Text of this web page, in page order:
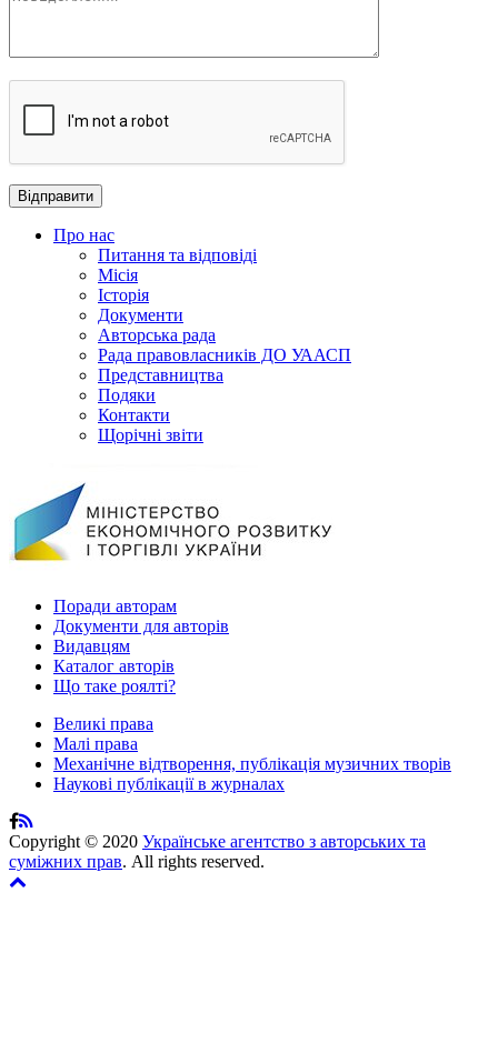
Про нас
Питання та відповіді
Місія
Історія
Документи
Авторська рада
Рада правовласників ДО УААСП
Представництва
Подяки
Контакти
Щорічні звіти
Поради авторам
Документи для авторів
Видавцям
Каталог авторів
Що таке роялті?
Великі права
Малі права
Механічне відтворення, публікація музичних творів
Наукові публікації в журналах
Copyright © 2020 Українське агентство з авторських та
суміжних прав. All rights reserved.